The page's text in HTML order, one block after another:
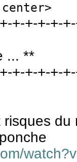
+-+-+-+-
... **
+-+-+-+-